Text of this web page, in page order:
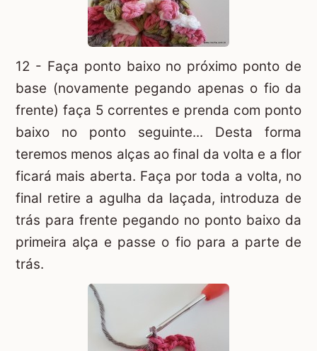
12 - Faça ponto baixo no próximo ponto de
base (novamente pegando apenas o fio da
frente) faça 5 correntes e prenda com ponto
baixo no ponto seguinte... Desta forma
teremos menos alças ao final da volta e a flor
ficará mais aberta. Faça por toda a volta, no
final retire a agulha da laçada, introduza de
trás para frente pegando no ponto baixo da
primeira alça e passe o fio para a parte de
trás.